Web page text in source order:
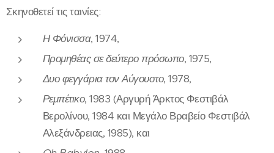
Σκηνοθετεί τις ταινίες:
Η Φόνισσα, 1974,
Προμηθέας σε δεύτερο πρόσωπο, 1975,
Δυο φεγγάρια τον Αύγουστο, 1978,
Ρεμπέτικο, 1983 (Αργυρή Άρκτος Φεστιβάλ
Βερολίνου, 1984 και Μεγάλο Βραβείο Φεστιβάλ
Αλεξάνδρειας, 1985), και